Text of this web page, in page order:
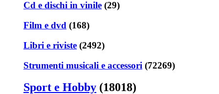
Cd e dischi in vinile (29)
Film e dvd (168)
Libri e riviste (2492)
Strumenti musicali e accessori (72269)
Sport e Hobby (18018)